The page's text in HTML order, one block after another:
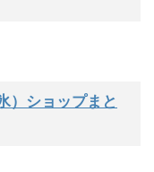
）ショップまと